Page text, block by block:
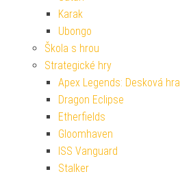
Karak
Ubongo
Škola s hrou
Strategické hry
Apex Legends: Desková hra
Dragon Eclipse
Etherfields
Gloomhaven
ISS Vanguard
Stalker